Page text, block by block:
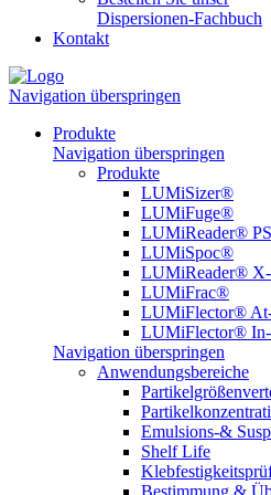
Dispersionen-Fachbuch
Kontakt
Navigation überspringen
Produkte
Navigation überspringen
Produkte
LUMiSizer®
LUMiFuge®
LUMiReader®
LUMiSpoc®
LUMiReader®
LUMiFrac®
LUMiFlector®
LUMiFlector® In-
Navigation überspringen
Anwendungsbereiche
Emulsions-&
Shelf Life
Bestimmung &